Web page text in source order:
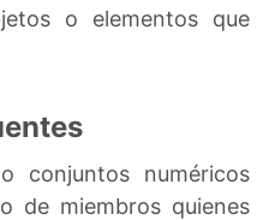
o elementos que
conjuntos numéricos
de miembros quienes